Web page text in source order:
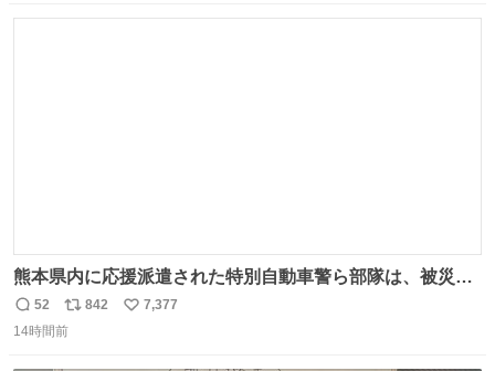
熊本県内に応援派遣された特別自動車警ら部隊は、被災場
所のみならず、避難所も回りながらパトロールを行ってい
ます。写真は、京都府警察の特別自動車警ら部隊が、上益
返
信
52
リ
ポ
842
い
7,377
14時間前